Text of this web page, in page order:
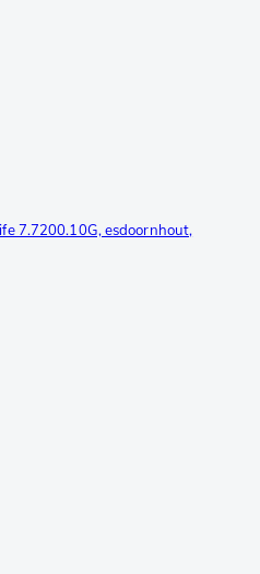
7.7200.10G, esdoornhout,